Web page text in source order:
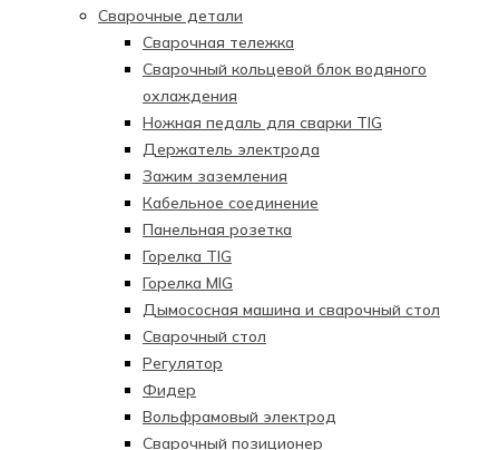
Сварочные детали
Сварочная тележка
Сварочный кольцевой блок водяного
охлаждения
Ножная педаль для сварки TIG
Держатель электрода
Зажим заземления
Кабельное соединение
Панельная розетка
Горелка TIG
Горелка MIG
Дымососная машина и сварочный стол
Сварочный стол
Регулятор
Фидер
Вольфрамовый электрод
Сварочный позиционер